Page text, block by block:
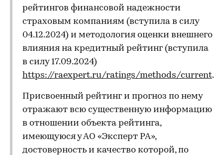
рейтингов финансовой надежности
страховым компаниям (вступила в силу
04.12.2024) и методология оценки внешнего
влияния на кредитный рейтинг (вступила
в силу 17.09.2024)
https://raexpert.ru/ratings/methods/current.
Присвоенный рейтинг и прогноз по нему
отражают всю существенную информацию
в отношении объекта рейтинга,
имеющуюся у АО «Эксперт РА»,
достоверность и качество которой, по